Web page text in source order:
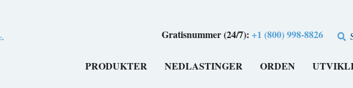
Gratisnummer (24/7):+1 (800) 998-8826
PRODUKTER NEDLASTINGER ORDEN